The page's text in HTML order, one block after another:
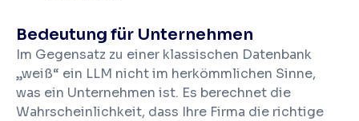
Bedeutung für Unternehmen
Im Gegensatz zu einer klassischen Datenbank
„weiß“ ein LLM nicht im herkömmlichen Sinne,
was ein Unternehmen ist. Es berechnet die
Wahrscheinlichkeit, dass Ihre Firma die richtige